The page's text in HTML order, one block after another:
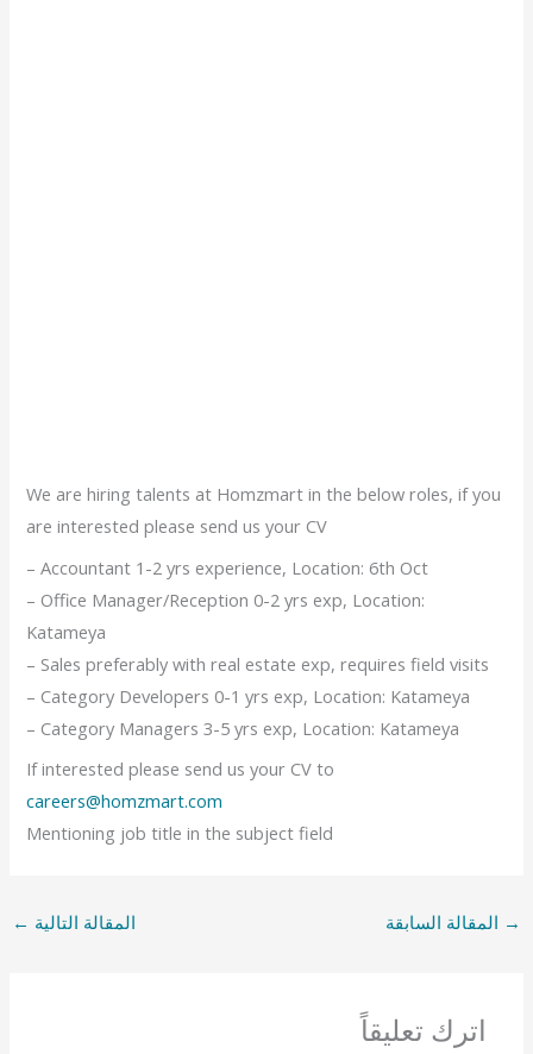
We are hiring talents at Homzmart in the below roles, if you
are interested please send us your CV
– Accountant 1-2 yrs experience, Location: 6th Oct
– Office Manager/Reception 0-2 yrs exp, Location:
Katameya
– Sales preferably with real estate exp, requires field visits
– Category Developers 0-1 yrs exp, Location: Katameya
– Category Managers 3-5 yrs exp, Location: Katameya
If interested please send us your CV to
careers@homzmart.com
Mentioning job title in the subject field
→ المقالة السابقة المقالة التالية ←
اترك تعليقاً